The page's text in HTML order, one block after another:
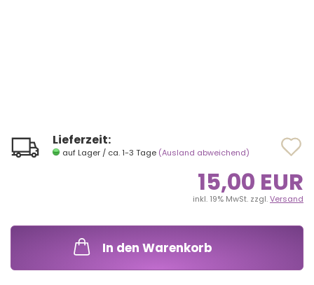
Lieferzeit:
auf Lager / ca. 1-3 Tage (Ausland abweichend)
15,00 EUR
inkl. 19% MwSt. zzgl.Versand
In den Warenkorb